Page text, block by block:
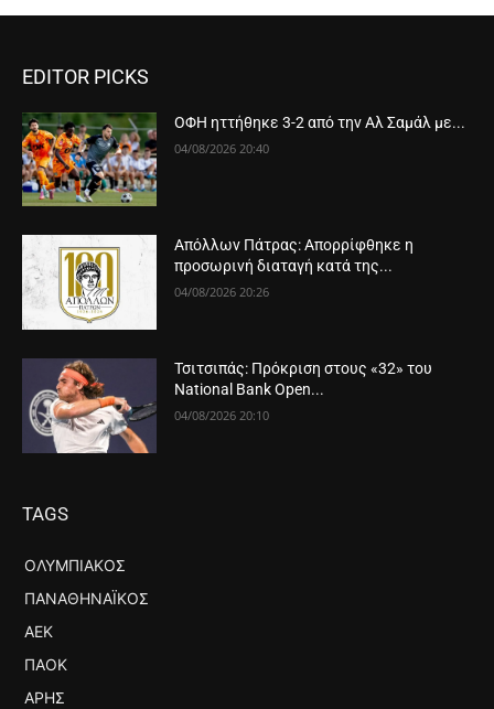
EDITOR PICKS
ΟΦΗ ηττήθηκε 3-2 από την Αλ Σαμάλ με...
04/08/2026 20:40
Απόλλων Πάτρας: Απορρίφθηκε η
προσωρινή διαταγή κατά της...
04/08/2026 20:26
Τσιτσιπάς: Πρόκριση στους «32» του
National Bank Open...
04/08/2026 20:10
TAGS
ΟΛΥΜΠΙΑΚΌΣ
ΠΑΝΑΘΗΝΑΪΚΌΣ
ΑΕΚ
ΠΑΟΚ
ΆΡΗΣ